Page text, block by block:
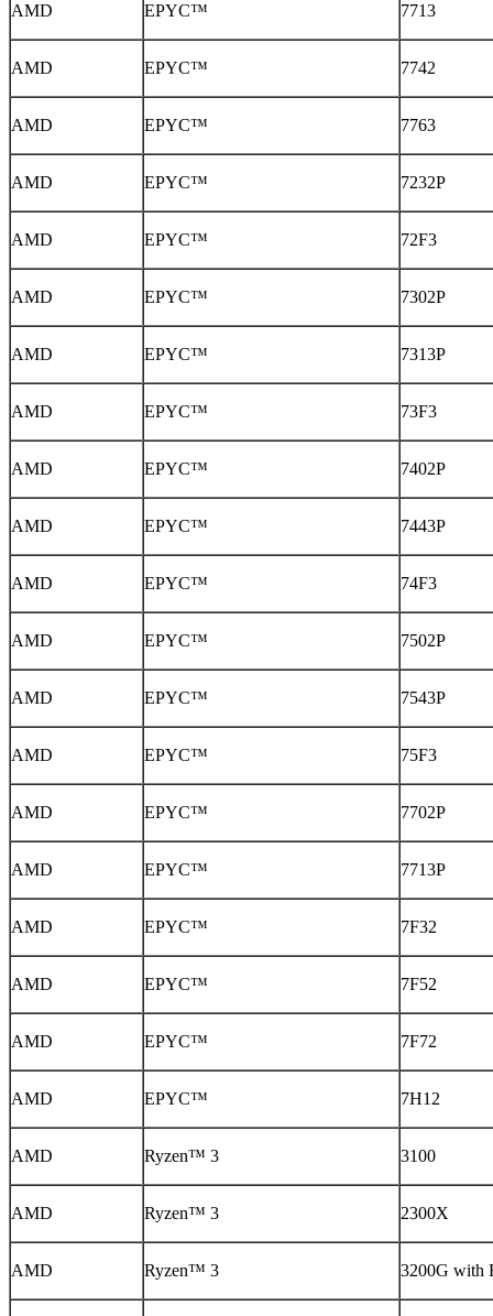
AMD EPYC™ 7713
AMD EPYC™ 7742
AMD EPYC™ 7763
AMD EPYC™ 7232P
AMD EPYC™ 72F3
AMD EPYC™ 7302P
AMD EPYC™ 7313P
AMD EPYC™ 73F3
AMD EPYC™ 7402P
AMD EPYC™ 7443P
AMD EPYC™ 74F3
AMD EPYC™ 7502P
AMD EPYC™ 7543P
AMD EPYC™ 75F3
AMD EPYC™ 7702P
AMD EPYC™ 7713P
AMD EPYC™ 7F32
AMD EPYC™ 7F52
AMD EPYC™ 7F72
AMD EPYC™ 7H12
AMD Ryzen™ 3 3100
AMD Ryzen™ 3 2300X
AMD Ryzen™ 3 3200G with